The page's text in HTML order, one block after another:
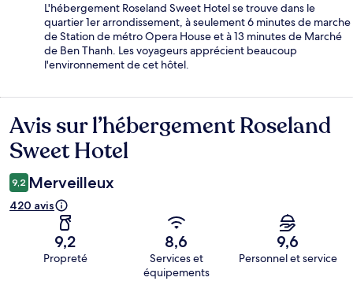
L'hébergement Roseland Sweet Hotel se trouve dans le
quartier 1er arrondissement, à seulement 6 minutes de marche
de Station de métro Opera House et à 13 minutes de Marché
de Ben Thanh. Les voyageurs apprécient beaucoup
l'environnement de cet hôtel.
Avis
Avis sur l’hébergement Roseland
Sweet Hotel
9,2 Merveilleux
420 avis
9,2
Propreté
8,6
Services et
équipements
9,6
Personnel et service